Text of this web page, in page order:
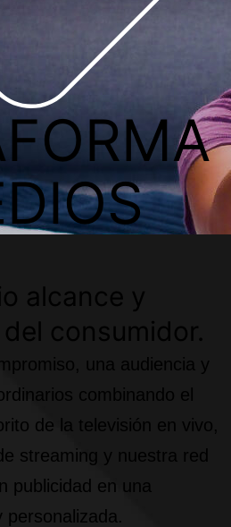
alcance y
consumidor.
una audiencia y
combinando el
de la televisión en vivo,
streaming y nuestra red
publicidad en una
personalizada.